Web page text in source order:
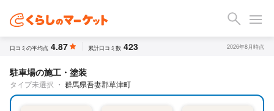
口コミの平均点 4.87 累計口コミ数 423 2026年8月時点
駐車場の施工・塗装
タイプ未選択 ・ 群馬県吾妻郡草津町